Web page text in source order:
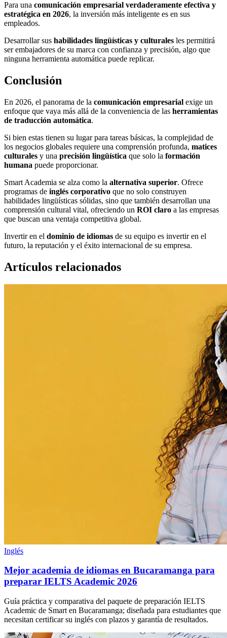
Para una comunicación empresarial verdaderamente efectiva y
estratégica en 2026, la inversión más inteligente es en sus
empleados.
Desarrollar sus habilidades lingüísticas y culturales les permitirá
ser embajadores de su marca con confianza y precisión, algo que
ninguna herramienta automática puede replicar.
Conclusión
En 2026, el panorama de la comunicación empresarial exige un
enfoque que vaya más allá de la conveniencia de las herramientas
de traducción automática.
Si bien estas tienen su lugar para tareas básicas, la complejidad de
los negocios globales requiere una comprensión profunda, matices
culturales y una precisión lingüística que solo la formación
humana puede proporcionar.
Smart Academia se alza como la alternativa superior. Ofrece
programas de inglés corporativo que no solo construyen
habilidades lingüísticas sólidas, sino que también desarrollan una
comprensión cultural vital, ofreciendo un ROI claro a las empresas
que buscan una ventaja competitiva global.
Invertir en el dominio de idiomas de su equipo es invertir en el
futuro, la reputación y el éxito internacional de su empresa.
Artículos relacionados
Inglés
Mejor academia de idiomas en Bucaramanga para
preparar IELTS Academic 2026
Guía práctica y comparativa del paquete de preparación IELTS
Academic de Smart en Bucaramanga; diseñada para estudiantes que
necesitan certificar su inglés con plazos y garantía de resultados.